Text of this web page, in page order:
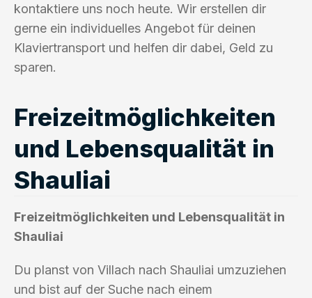
kontaktiere uns noch heute. Wir erstellen dir
gerne ein individuelles Angebot für deinen
Klaviertransport und helfen dir dabei, Geld zu
sparen.
Freizeitmöglichkeiten
und Lebensqualität in
Shauliai
Freizeitmöglichkeiten und Lebensqualität in
Shauliai
Du planst von Villach nach Shauliai umzuziehen
und bist auf der Suche nach einem